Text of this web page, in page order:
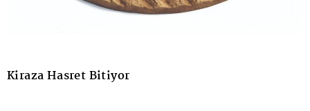
Kiraza Hasret Bitiyor